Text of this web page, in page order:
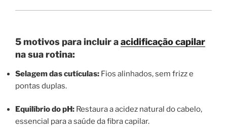
5 motivos para incluir aacidificação capilar
na sua rotina:
Selagem das cutículas: Fios alinhados, sem frizz e
pontas duplas.
Equilíbrio do pH: Restaura a acidez natural do cabelo,
essencial para a saúde da fibra capilar.